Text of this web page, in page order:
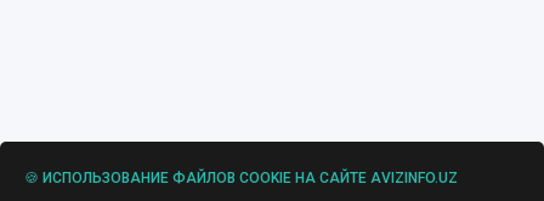
🍪 ИСПОЛЬЗОВАНИЕ ФАЙЛОВ COOKIE НА САЙТЕ AVIZINFO.UZ